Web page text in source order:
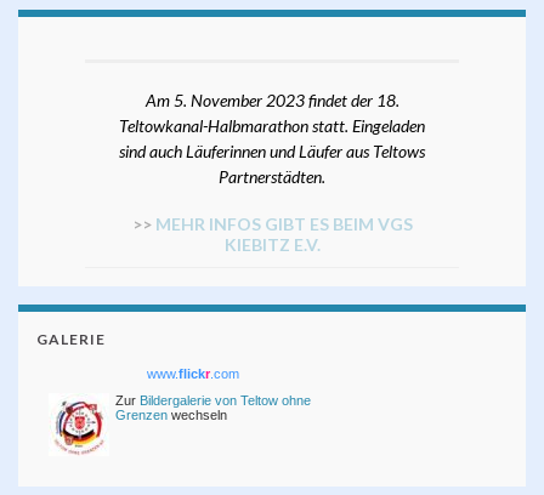
Am 5. November 2023 findet der 18.
Teltowkanal-Halbmarathon statt. Eingeladen
sind auch Läuferinnen und Läufer aus Teltows
Partnerstädten.
>> MEHR INFOS GIBT ES BEIM VGS
KIEBITZ E.V.
GALERIE
www.flickr.com
Zur Bildergalerie von Teltow ohne
Grenzen wechseln